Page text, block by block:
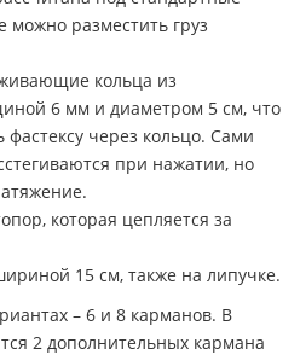
можно разместить груз
кольца из
6 мм и диаметром 5 см, что
фастексу через кольцо. Сами
при нажатии, но
которая цепляется за
15 см, также на липучке.
– 6 и 8 карманов. В
2 дополнительных кармана